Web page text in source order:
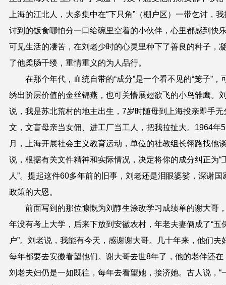
上海的江北人， 大多集中在“下只角”（棚户区）一带乞讨，我
讨到的饭食哪怕分一口给碗里空着的小伙伴，心里都感到快
可见生活的凄苦，在刘老少时的心灵里种下了善良的种子，
了他柔肠千缕，重情重义的为人品行。
在那个年代，血统自带的“成分”是一个看不见的“笼子”，
绣出阶层价值的金丝锦燕，也可关懵展翅欲飞的小鸟雏鹰。
说，我是苏北荒村的地主出生，7岁时随母到上海投亲即手无
文，文盲母亲当女佣、进工厂当工人，把我拉扯大。1964年5
月，上海开展社会主义教育运动，单位的社教组长翎路找他
说，根据有关文件精神和实际情况，决定将你的成分纠正为“
人”。提起这件60多年前的旧事，刘老还是泪眼婆娑，深谢国
政策的大恩。
前面写到的那位慷慨为刘静生涂改学习成绩单的谢大哥
年没有考上大学，后来下放到安徽农村，年老夫妻俩成了“五
户”。刘老说，我能有今天， 感谢谢大哥。几十年来，他们夫
每年都要去安徽看望他们。谢大哥去世8年了，他的老伴还在
刘老夫妇仍是一如既往，每年去看望她，接济她。古人说，“